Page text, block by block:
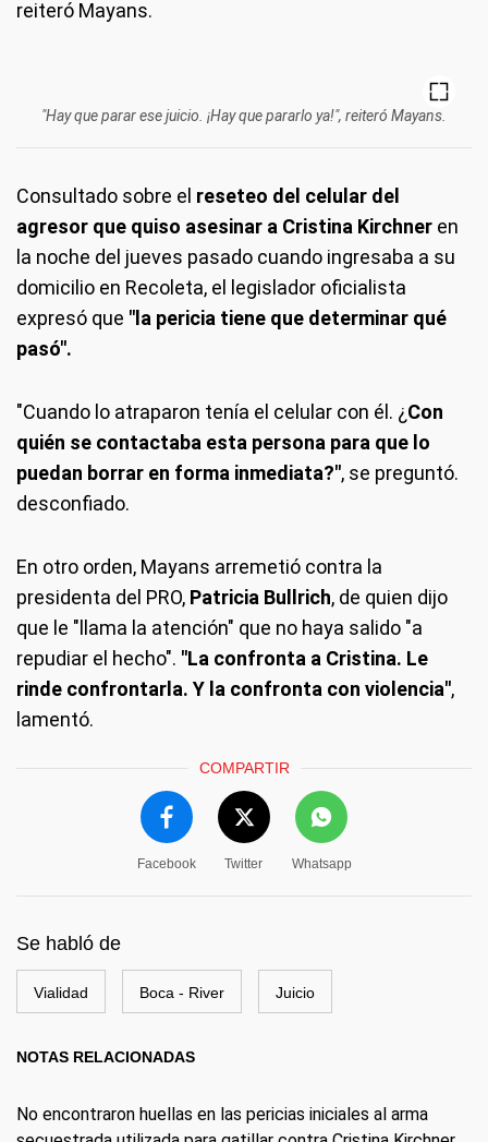
reiteró Mayans.
"Hay que parar ese juicio. ¡Hay que pararlo ya!", reiteró Mayans.
Consultado sobre el reseteo del celular del
agresor que quiso asesinar a Cristina Kirchner en
la noche del jueves pasado cuando ingresaba a su
domicilio en Recoleta, el legislador oficialista
expresó que "la pericia tiene que determinar qué
pasó".
"Cuando lo atraparon tenía el celular con él. ¿Con
quién se contactaba esta persona para que lo
puedan borrar en forma inmediata?", se preguntó.
desconfiado.
En otro orden, Mayans arremetió contra la
presidenta del PRO, Patricia Bullrich, de quien dijo
que le "llama la atención" que no haya salido "a
repudiar el hecho". "La confronta a Cristina. Le
rinde confrontarla. Y la confronta con violencia",
lamentó.
COMPARTIR
Facebook Twitter Whatsapp
Se habló de
Vialidad Boca - River Juicio
NOTAS RELACIONADAS
No encontraron huellas en las pericias iniciales al arma